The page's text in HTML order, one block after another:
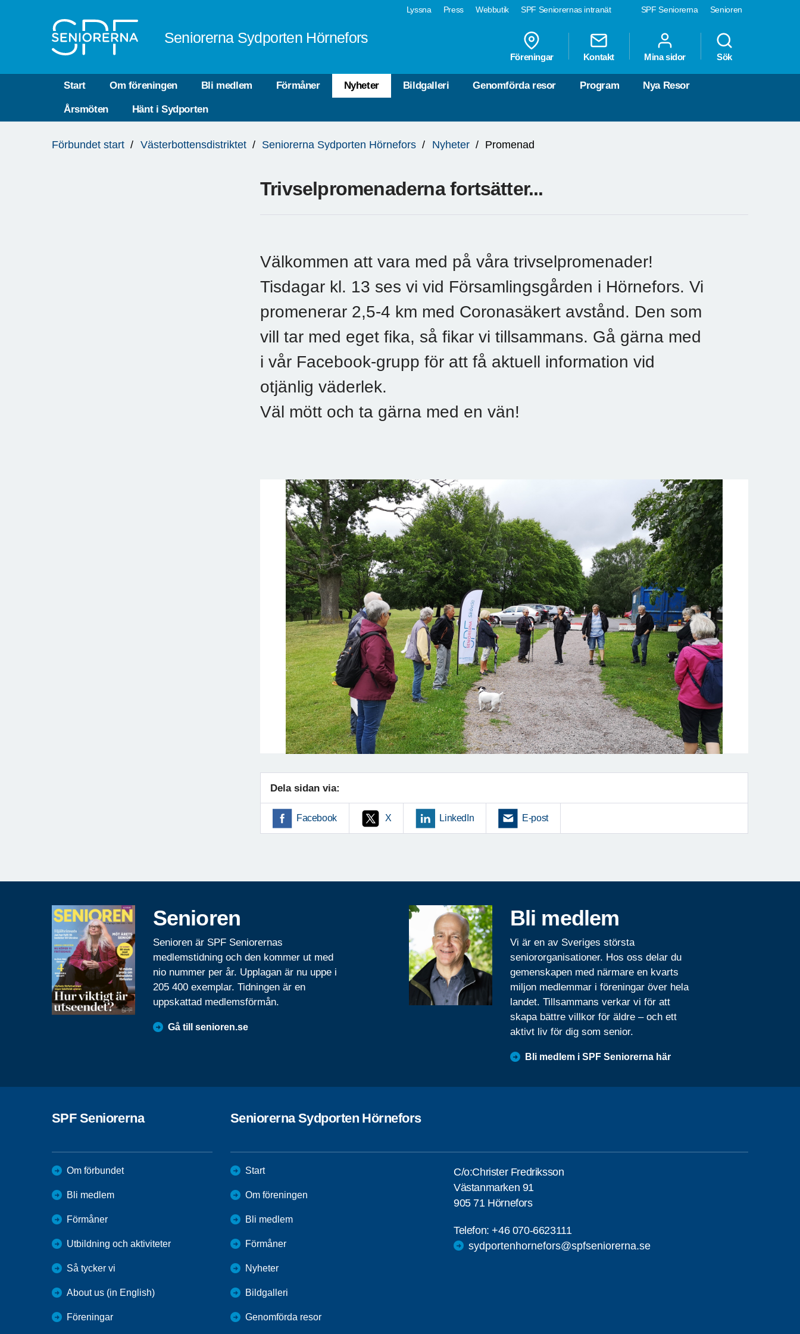
SPF Seniorerna Senioren
Lyssna Press Webbutik SPF Seniorernas intranät
Seniorerna Sydporten Hörnefors
Föreningar Kontakt Mina sidor Sök
Start Om föreningen Bli medlem Förmåner Nyheter Bildgalleri Genomförda resor Program Nya Resor
Årsmöten Hänt i Sydporten
är
Förbundet start Västerbottensdistriktet Seniorerna Sydporten Hörnefors Nyheter Promenad
Trivselpromenaderna fortsätter...
Välkommen att vara med på våra trivselpromenader!
Tisdagar kl. 13 ses vi vid Församlingsgården i Hörnefors. Vi
promenerar 2,5-4 km med Coronasäkert avstånd. Den som
vill tar med eget fika, så fikar vi tillsammans. Gå gärna med
i vår Facebook-grupp för att få aktuell information vid
otjänlig väderlek.
Väl mött och ta gärna med en vän!
Dela sidan via:
Facebook X LinkedIn E-post
Senioren
Senioren är SPF Seniorernas
medlemstidning och den kommer ut med
nio nummer per år. Upplagan är nu uppe i
205 400 exemplar. Tidningen är en
uppskattad medlemsförmån.
Gå till senioren.se
Bli medlem
Vi är en av Sveriges största
seniororganisationer. Hos oss delar du
gemenskapen med närmare en kvarts
miljon medlemmar i föreningar över hela
landet. Tillsammans verkar vi för att
skapa bättre villkor för äldre – och ett
aktivt liv för dig som senior.
Bli medlem i SPF Seniorerna här
SPF Seniorerna
Om förbundet
Bli medlem
Förmåner
Utbildning och aktiviteter
Så tycker vi
About us (in English)
Föreningar
Seniorerna Sydporten Hörnefors
Start
Om föreningen
Bli medlem
Förmåner
Nyheter
Bildgalleri
Genomförda resor
C/o:Christer Fredriksson
Västanmarken 91
905 71 Hörnefors
Telefon:+46 070-6623111
sydportenhornefors@spfseniorerna.se